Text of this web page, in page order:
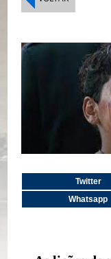
Twitter
Whatsapp